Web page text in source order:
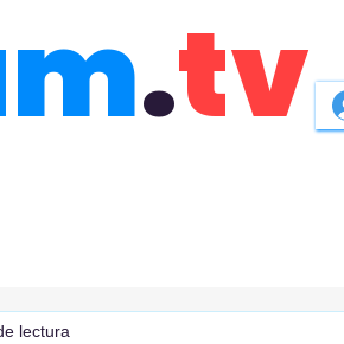
.tv
lectura